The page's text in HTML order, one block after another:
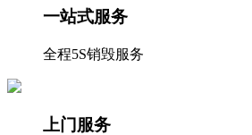
一站式服务
全程5S销毁服务
上门服务